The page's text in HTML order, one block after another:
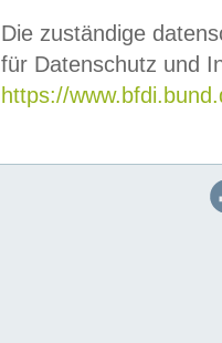
Die zuständige
für Datenschutz und
https://